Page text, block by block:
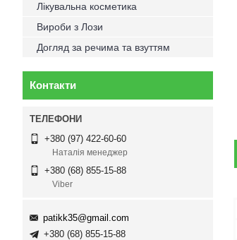
Лікувальна косметика
Вироби з Лози
Догляд за речима та взуттям
Контакти
+380 (97) 422-60-60
Наталія менеджер
+380 (68) 855-15-88
Viber
patikk35@gmail.com
+380 (68) 855-15-88